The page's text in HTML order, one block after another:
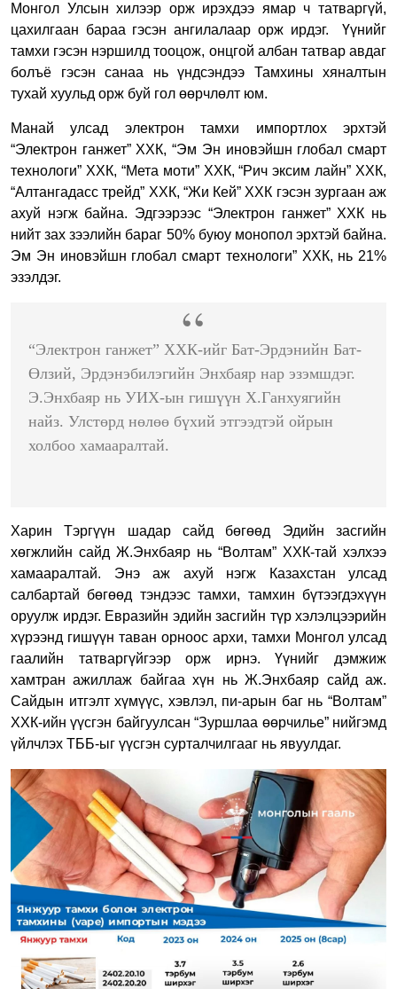
Монгол Улсын хилээр орж ирэхдээ ямар ч татваргүй,
цахилгаан бараа гэсэн ангилалаар орж ирдэг. Үүнийг
тамхи гэсэн нэршилд тооцож, онцгой албан татвар авдаг
болъё гэсэн санаа нь үндсэндээ Тамхины хяналтын
тухай хуульд орж буй гол өөрчлөлт юм.
Манай улсад электрон тамхи импортлох эрхтэй
“Электрон ганжет” ХХК, “Эм Эн иновэйшн глобал смарт
технологи” ХХК, “Мета моти” ХХК, “Рич эксим лайн” ХХК,
“Алтангадасс трейд” ХХК, “Жи Кей” ХХК гэсэн зургаан аж
ахуй нэгж байна. Эдгээрээс “Электрон ганжет” ХХК нь
нийт зах зээлийн бараг 50% буюу монопол эрхтэй байна.
Эм Эн иновэйшн глобал смарт технологи” ХХК, нь 21%
эзэлдэг.
“Электрон ганжет” ХХК-ийг Бат-Эрдэнийн Бат-
Өлзий, Эрдэнэбилэгийн Энхбаяр нар эзэмшдэг.
Э.Энхбаяр нь УИХ-ын гишүүн Х.Ганхуягийн
найз. Улстөрд нөлөө бүхий этгээдтэй ойрын
холбоо хамааралтай.
Харин Тэргүүн шадар сайд бөгөөд Эдийн засгийн
хөгжлийн сайд Ж.Энхбаяр нь “Волтам” ХХК-тай хэлхээ
хамааралтай. Энэ аж ахуй нэгж Казахстан улсад
салбартай бөгөөд тэндээс тамхи, тамхин бүтээгдэхүүн
оруулж ирдэг. Евразийн эдийн засгийн түр хэлэлцээрийн
хүрээнд гишүүн таван орноос архи, тамхи Монгол улсад
гаалийн татваргүйгээр орж ирнэ. Үүнийг дэмжиж
хамтран ажиллаж байгаа хүн нь Ж.Энхбаяр сайд аж.
Сайдын итгэлт хүмүүс, хэвлэл, пи-арын баг нь “Волтам”
ХХК-ийн үүсгэн байгуулсан “Зуршлаа өөрчилье” нийгэмд
үйлчлэх ТББ-ыг үүсгэн сурталчилгааг нь явуулдаг.